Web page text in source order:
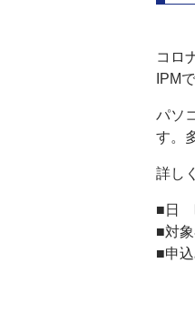
コロ
IPM
パソ
す。
詳し
■日
■対象
■申込